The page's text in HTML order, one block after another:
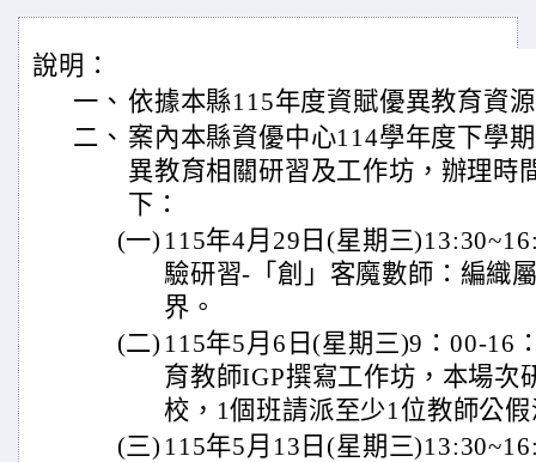
說明：
一、 依據本縣115年度資賦優異教育資
二、 案內本縣資優中心114學年度下學
異教育相關研習及工作坊，辦理時
下：
(一) 115年4月29日(星期三
驗研習-「創」客魔數師：編織
界。
(二) 115年5月6日(星期三)9：00-16
育教師IGP撰寫工作坊，本場次
校，1個班請派至少1位教師公
(三) 115年5月13日(星期三